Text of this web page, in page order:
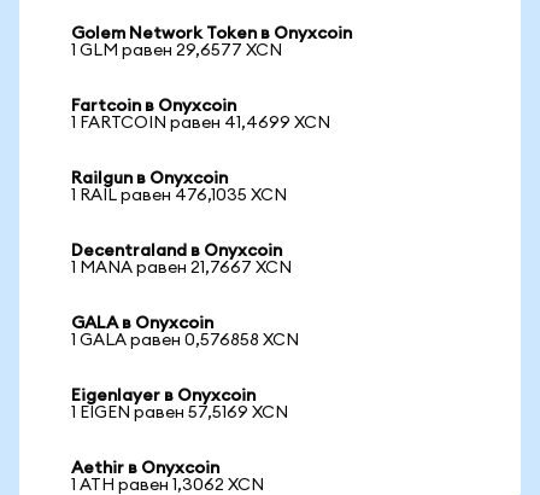
Golem Network Token в Onyxcoin
1 GLM равен 29,6577 XCN
Fartcoin в Onyxcoin
1 FARTCOIN равен 41,4699 XCN
Railgun в Onyxcoin
1 RAIL равен 476,1035 XCN
Decentraland в Onyxcoin
1 MANA равен 21,7667 XCN
GALA в Onyxcoin
1 GALA равен 0,576858 XCN
Eigenlayer в Onyxcoin
1 EIGEN равен 57,5169 XCN
Aethir в Onyxcoin
1 ATH равен 1,3062 XCN